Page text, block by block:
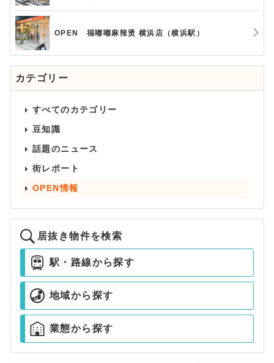
OPEN 福嘟嘟麻辣烫 横浜店（横浜駅）
カテゴリー
すべてのカテゴリー
豆知識
話題のニュース
街レポート
OPEN情報
居抜き物件を検索
駅・路線から探す
地域から探す
業態から探す